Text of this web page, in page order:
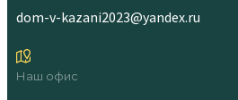
dom-v-kazani2023@yandex.ru
Наш офис